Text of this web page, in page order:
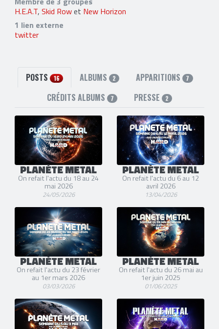
H.E.A.T, Skid Rowet New Horizon
1 lien externe
twitter
POSTS 16 ALBUMS 2 APPARITIONS 7
CRÉDITS ALBUMS 7 PRESSE 2
PLANÈTE METAL
On refait l'actu du 18 au 24
mai 2026
24/05/2026
PLANÈTE METAL
On refait l'actu du 6 au 12
avril 2026
13/04/2026
PLANÈTE METAL
On refait l'actu du 23 février
au 1er mars 2026
03/03/2026
PLANÈTE METAL
On refait l'actu du 26 mai au
1er juin 2025
01/06/2025